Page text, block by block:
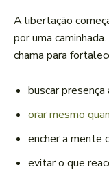
A libertação
por uma
chama para
buscar
orar mesmo
encher a mente
evitar o que